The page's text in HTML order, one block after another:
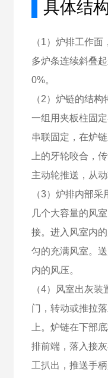
具体结
（1）炉排工作
多炉条连续斜叠
0%。
（2）炉链的结
一组用夹板柱固
串联固定，在炉
上的牙轮咬合，
主动轮推送，从动
（3）炉排内部
几个大容量的风
接。进入风室内
匀的充满风室。
内的风压。
（4）风室出灰
门，转动或推拉
上。炉链在下部
排前端，落入接
工扒出，推送手